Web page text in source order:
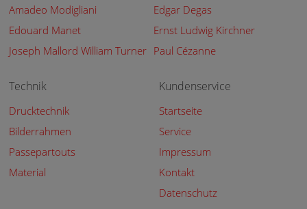
Amadeo Modigliani
Edgar Degas
Edouard Manet
Ernst Ludwig Kirchner
Joseph Mallord William Turner Paul Cézanne
Technik
Drucktechnik
Bilderrahmen
Passepartouts
Material
Kundenservice
Startseite
Service
Impressum
Kontakt
Datenschutz